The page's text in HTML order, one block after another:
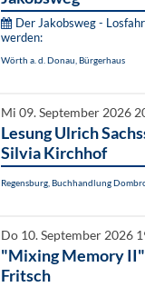
Der Jakobsweg -
werden:
Wörth a. d. Donau, Bürgerhaus
Mi 09. September 2026
Lesung Ulrich
Silvia Kirchhof
Regensburg, Buchhandlung
Do 10. September 2026
"Mixing Memory
Fritsch